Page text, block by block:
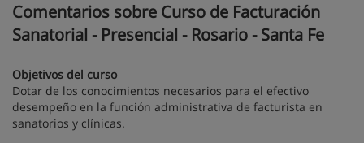
Comentarios sobre Curso de Facturación
Sanatorial - Presencial - Rosario - Santa Fe
Objetivos del curso
Dotar de los conocimientos necesarios para el efectivo
desempeño en la función administrativa de facturista en
sanatorios y clínicas.